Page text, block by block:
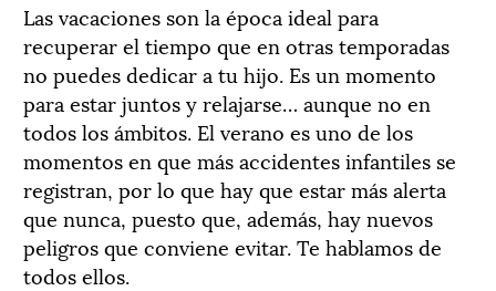
Las vacaciones son la época ideal para
recuperar el tiempo que en otras temporadas
no puedes dedicar a tu hijo. Es un momento
para estar juntos y relajarse… aunque no en
todos los ámbitos. El verano es uno de los
momentos en que más accidentes infantiles se
registran, por lo que hay que estar más alerta
que nunca, puesto que, además, hay nuevos
peligros que conviene evitar. Te hablamos de
todos ellos.